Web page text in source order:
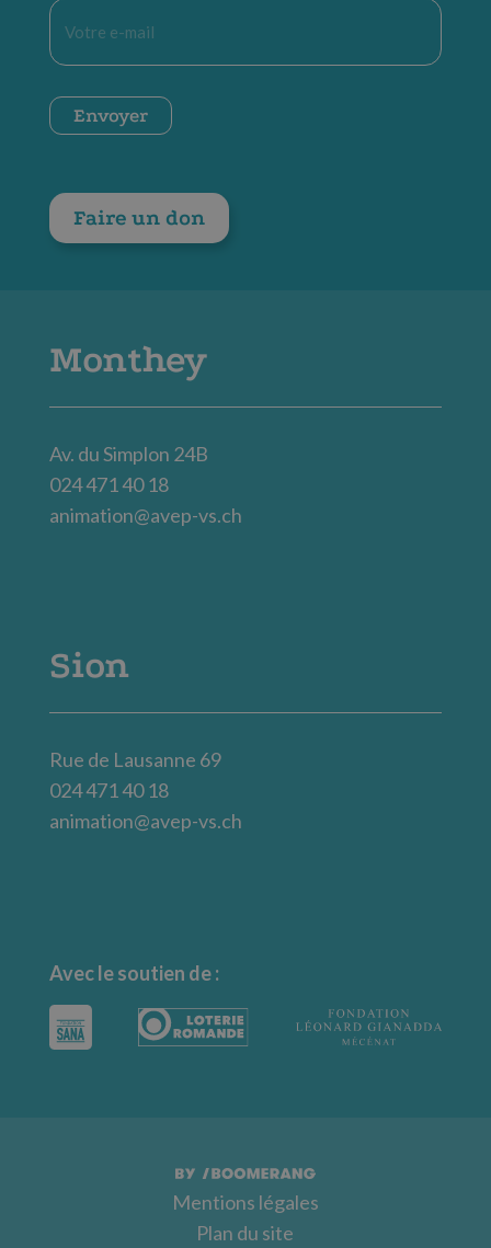
E-
mail
CAPTCHA
Envoyer
Faire un don
Monthey
Av. du Simplon 24B
024 471 40 18
animation@avep-vs.ch
Sion
Rue de Lausanne 69
024 471 40 18
animation@avep-vs.ch
Avec le soutien de :
Mentions légales
Plan du site